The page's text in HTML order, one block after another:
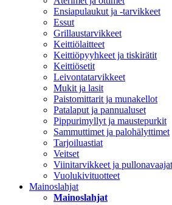
Ensiapulaukut ja -tarvikkeet
Essut
Grillaustarvikkeet
Keittiölaitteet
Keittiöpyyhkeet ja tiskirätit
Keittiösetit
Leivontatarvikkeet
Mukit ja lasit
Paistomittarit ja munakellot
Patalaput ja pannualuset
Pippurimyllyt ja maustepurkit
Sammuttimet ja palohälyttimet
Tarjoiluastiat
Veitset
Viinitarvikkeet ja pullonavaajat
Vuolukivituotteet
Mainoslahjat
Mainoslahjat